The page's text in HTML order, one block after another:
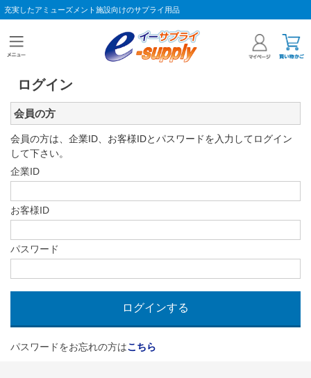
充実したアミューズメント施設向けのサプライ用品
ログイン
会員の方
会員の方は、企業ID、お客様IDとパスワードを入力してログイン
して下さい。
企業ID
お客様ID
パスワード
パスワードをお忘れの方はこちら